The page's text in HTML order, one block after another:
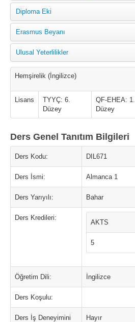
Diploma Eki
Erasmus Beyanı
Ulusal Yeterlilikler
Hemşirelik (İngilizce)
Lisans
TYYÇ: 6.
Düzey
QF-EHEA: 1.
Düzey
Ders Genel Tanıtım Bilgileri
Ders Kodu: DIL671
Ders İsmi: Almanca 1
Ders Yarıyılı: Bahar
Ders Kredileri:
AKTS
5
Öğretim Dili: İngilizce
Ders Koşulu:
Ders İş Deneyimini
Hayır